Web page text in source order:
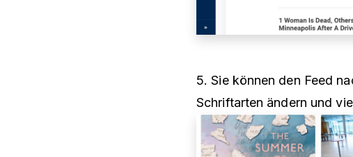
5. Sie können den Feed
Schriftarten ändern und